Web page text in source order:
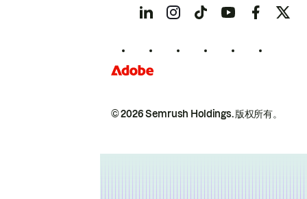
© 2026 Semrush Holdings.版权所有。